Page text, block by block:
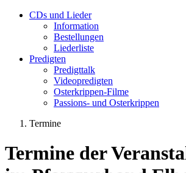
CDs und Lieder
Information
Bestellungen
Liederliste
Predigten
Predigttalk
Videopredigten
Osterkrippen-Filme
Passions- und Osterkrippen
Termine
Termine der